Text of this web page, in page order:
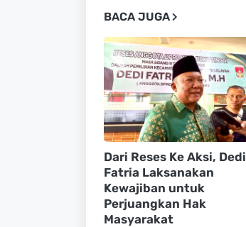
BACA JUGA
Dari Reses Ke Aksi, Dedi
Fatria Laksanakan
Kewajiban untuk
Perjuangkan Hak
Masyarakat